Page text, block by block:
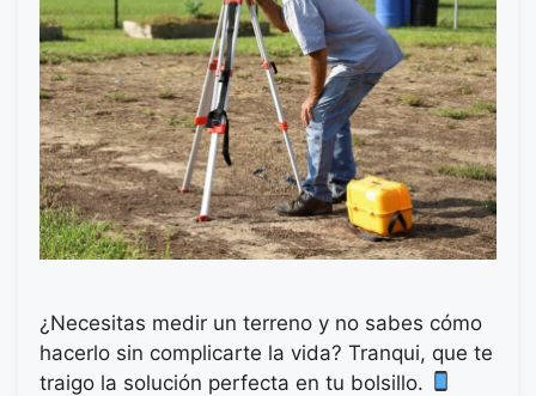
¿Necesitas medir un terreno y no sabes cómo
hacerlo sin complicarte la vida? Tranqui, que te
traigo la solución perfecta en tu bolsillo.